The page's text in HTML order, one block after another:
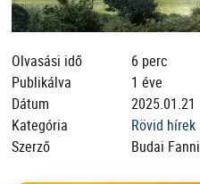
Olvasási idő
6 perc
Publikálva
1 éve
Dátum
2025.01.21
Kategória
Rövid hírek
Szerző
Budai Fanni